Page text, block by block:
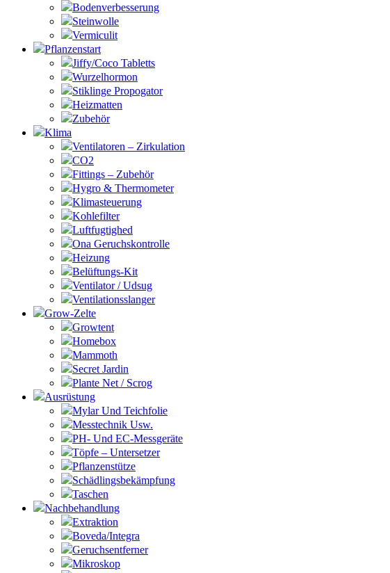
Bodenverbesserung
Steinwolle
Vermiculit
Pflanzenstart
Jiffy/Coco Tabletts
Wurzelhormon
Stiklinge Propogator
Heizmatten
Zubehör
Klima
Ventilatoren – Zirkulation
CO2
Fittings – Zubehör
Hygro & Thermometer
Klimasteuerung
Kohlefilter
Luftfugtighed
Ona Geruchskontrolle
Heizung
Belüftungs-Kit
Ventilator / Udsug
Ventilationsslanger
Grow-Zelte
Growtent
Homebox
Mammoth
Secret Jardin
Plante Net / Scrog
Ausrüstung
Mylar Und Teichfolie
Messtechnik Usw.
PH- Und EC-Messgeräte
Töpfe – Untersetzer
Pflanzenstütze
Schädlingsbekämpfung
Taschen
Nachbehandlung
Extraktion
Boveda/Integra
Geruchsentferner
Mikroskop